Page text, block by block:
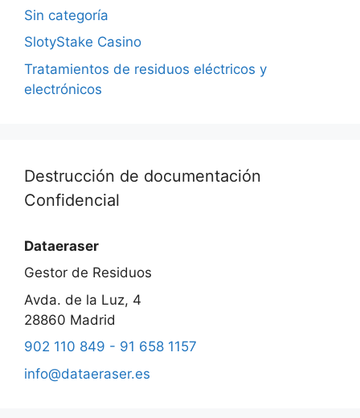
Sin categoría
SlotyStake Casino
Tratamientos de residuos eléctricos y
electrónicos
Destrucción de documentación
Confidencial
Dataeraser
Gestor de Residuos
Avda. de la Luz, 4
28860 Madrid
902 110 849 - 91 658 1157
info@dataeraser.es